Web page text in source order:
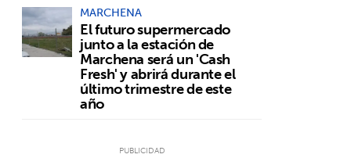
MARCHENA
El futuro supermercado
junto a la estación de
Marchena será un 'Cash
Fresh' y abrirá durante el
último trimestre de este
año